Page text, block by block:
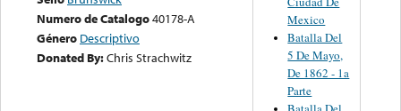
Numero de Catalogo40178-A
Género Descriptivo
Donated By:Chris Strachwitz
Mexico
Batalla Del
5 De Mayo,
De 1862 - 1a
Parte